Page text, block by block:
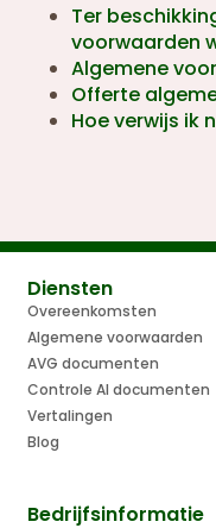
Ter
voorwaarden
Algemene
Offerte
Hoe verwijs ik
Diensten
Overeenkomsten
Algemene voorwaarden
AVG documenten
Controle AI documenten
Vertalingen
Blog
Bedrijfsinformatie